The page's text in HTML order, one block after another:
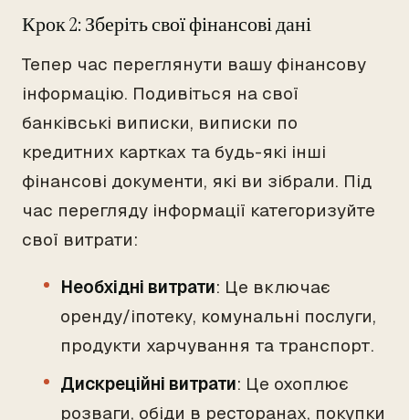
Крок 2: Зберіть свої фінансові дані
Тепер час переглянути вашу фінансову
інформацію. Подивіться на свої
банківські виписки, виписки по
кредитних картках та будь-які інші
фінансові документи, які ви зібрали. Під
час перегляду інформації категоризуйте
свої витрати:
Необхідні витрати: Це включає
оренду/іпотеку, комунальні послуги,
продукти харчування та транспорт.
Дискреційні витрати: Це охоплює
розваги, обіди в ресторанах, покупки